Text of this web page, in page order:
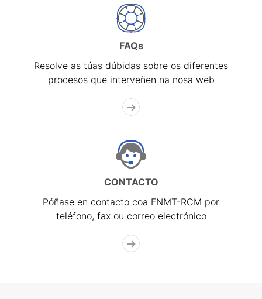
FAQs
Resolve as túas dúbidas sobre os diferentes
procesos que interveñen na nosa web
CONTACTO
Póñase en contacto coa FNMT-RCM por
teléfono, fax ou correo electrónico